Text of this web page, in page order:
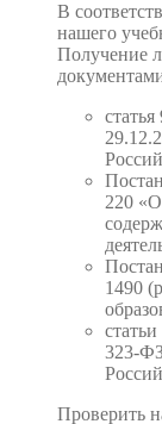
В
нашего
Получение
220
1490
323-
Проверить